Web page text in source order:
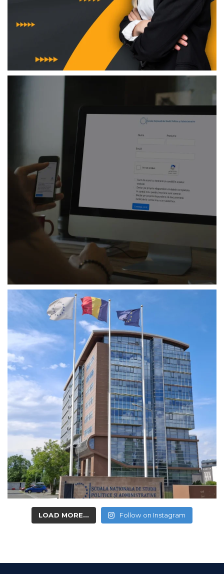
LOAD MORE... Follow on Instagram